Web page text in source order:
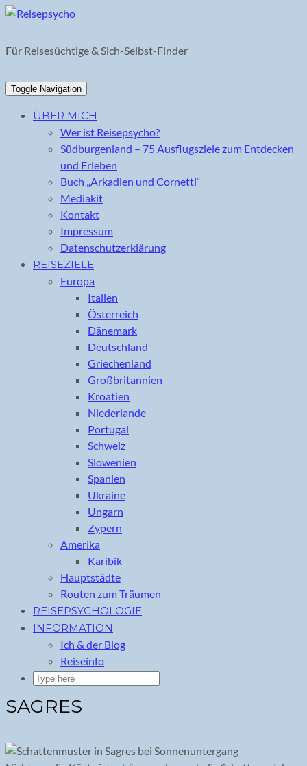
Skip
content
Für Reisesüchtige & Sich-Selbst-Finder
Toggle Navigation
ÜBER MICH
Wer ist Reisepsycho?
Südburgenland – 75 Ausflugsziele zum Entdecken
und Erleben
Buch „Arkadien und Cornetti“
Mediakit
Kontakt
Impressum
Datenschutzerklärung
REISEZIELE
Europa
Italien
Österreich
Dänemark
Deutschland
Griechenland
Großbritannien
Kroatien
Niederlande
Portugal
Schweiz
Slowenien
Spanien
Ukraine
Ungarn
Zypern
Amerika
Karibik
Hauptstädte
Routen zum Träumen
REISEPSYCHOLOGIE
INFORMATION
Ich & der Blog
Reiseinfo
SAGRES